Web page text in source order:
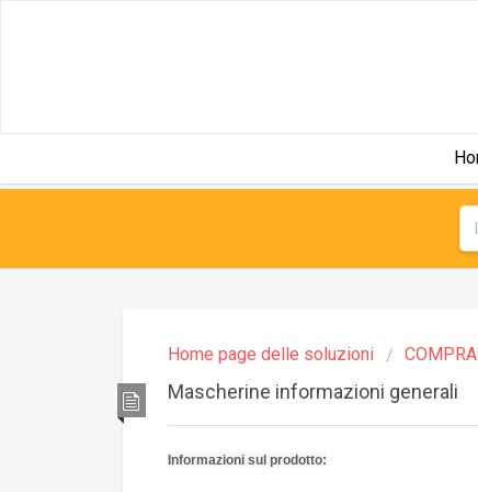
Home page delle soluzioni
Mascherine informazioni generali
Informazioni sul prodotto: